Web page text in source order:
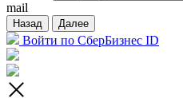
mail
Назад Далее
Войти по СберБизнес ID